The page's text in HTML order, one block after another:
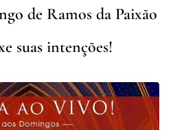
de Ramos da Paixão
suas intenções!